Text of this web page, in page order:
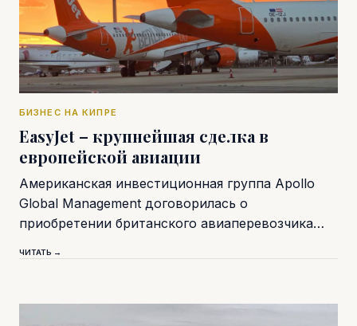
БИЗНЕС НА КИПРЕ
EasyJet – крупнейшая сделка в
европейской авиации
Американская инвестиционная группа Apollo
Global Management договорилась о
приобретении британского авиаперевозчика…
ЧИТАТЬ →